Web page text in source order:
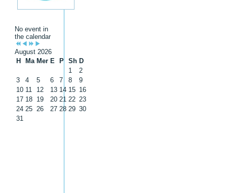
No event in
the calendar
August 2026
H
Ma Mer E P Sh D
1
2
3
4 5 6 7 8
9
10 11 12 13 14 15 16
17 18 19 20 21 22 23
24 25 26 27 28 29 30
31